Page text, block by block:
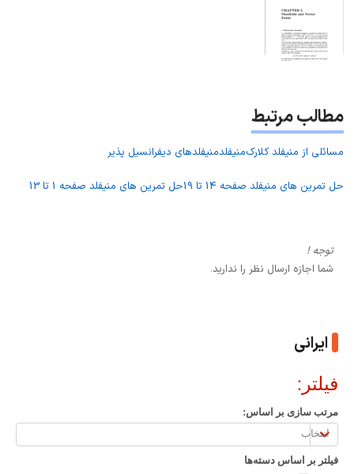
مطالب مرتبط
مسائلی از منیفلد کلارکمنیفلدمنیفلدهای دیفرانسیل پذیر
حل تمرین های منیفلد صفحه 14 تا 19 حل تمرین های منیفلد صفحه 1 تا 13
توجه !
شما اجازه ارسال نظر را ندارید.
ایرانی
فیلتر:
مرتب سازی بر اساس:
مرتب
سازی
فیلتر بر اساس دسته‌ها